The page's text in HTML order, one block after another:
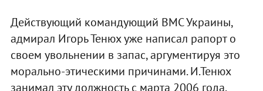
Действующий командующий ВМС Украины,
адмирал Игорь Тенюх уже написал рапорт о
своем увольнении в запас, аргументируя это
морально-этическими причинами. И.Тенюх
занимал эту должность с марта 2006 года.